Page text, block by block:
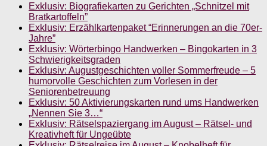
Exklusiv: Biografiekarten zu Gerichten „Schnitzel mit
Bratkartoffeln”
Exklusiv: Erzählkartenpaket “Erinnerungen an die 70er-
Jahre”
Exklusiv: Wörterbingo Handwerken – Bingokarten in 3
Schwierigkeitsgraden
Exklusiv: Augustgeschichten voller Sommerfreude – 5
humorvolle Geschichten zum Vorlesen in der
Seniorenbetreuung
Exklusiv: 50 Aktivierungskarten rund ums Handwerken
„Nennen Sie 3…“
Exklusiv: Rätselspaziergang im August – Rätsel- und
Kreativheft für Ungeübte